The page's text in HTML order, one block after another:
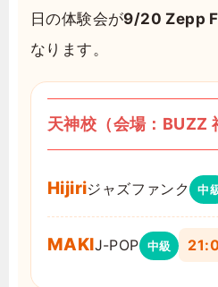
日の体験会が9/20 Zepp
なります。
天神校（会場：BUZZ
Hijiriジャズファンク 中
MAKIJ-POP 中級